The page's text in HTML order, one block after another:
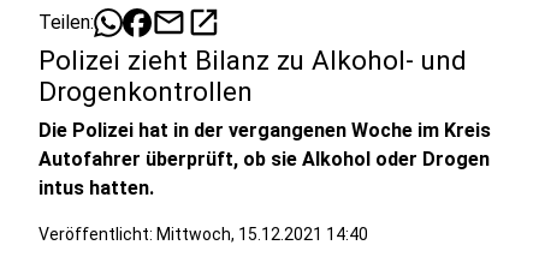
Teilen: mailopen_in_new
Polizei zieht Bilanz zu Alkohol- und
Drogenkontrollen
Die Polizei hat in der vergangenen Woche im Kreis
Autofahrer überprüft, ob sie Alkohol oder Drogen
intus hatten.
Veröffentlicht: Mittwoch, 15.12.2021 14:40